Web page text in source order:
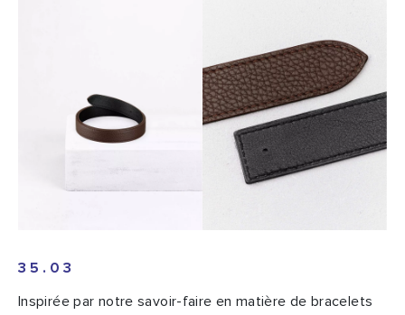
35.03
Inspirée par notre savoir-faire en matière de bracelets